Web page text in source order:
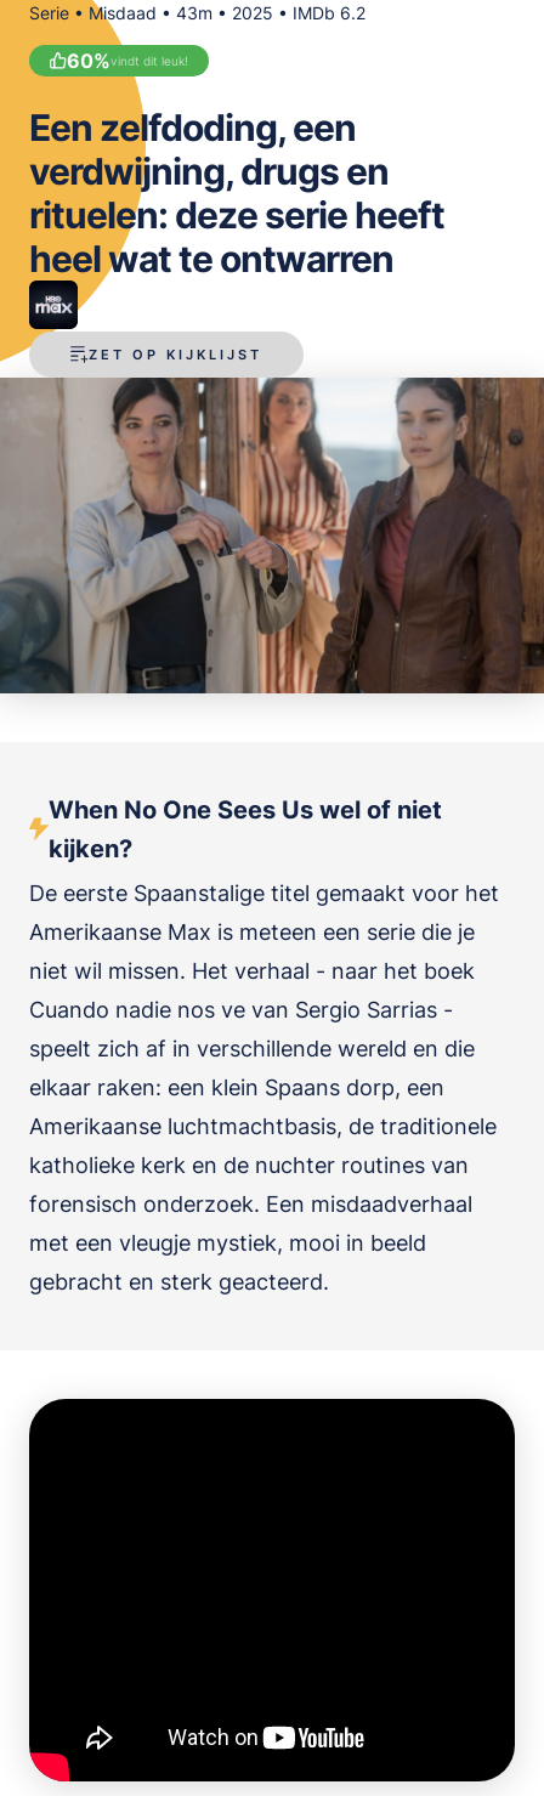
Serie • Misdaad • 43m • 2025 • IMDb 6.2
60%vindt dit leuk!
ZET OP KIJKLIJST
Een zelfdoding, een
verdwijning, drugs en
rituelen: deze serie heeft
heel wat te ontwarren
When No One Sees Us wel of niet
kijken?
De eerste Spaanstalige titel gemaakt voor het
Amerikaanse Max is meteen een serie die je
niet wil missen. Het verhaal - naar het boek
Cuando nadie nos ve van Sergio Sarrias -
speelt zich af in verschillende wereld en die
elkaar raken: een klein Spaans dorp, een
Amerikaanse luchtmachtbasis, de traditionele
katholieke kerk en de nuchter routines van
forensisch onderzoek. Een misdaadverhaal
met een vleugje mystiek, mooi in beeld
gebracht en sterk geacteerd.